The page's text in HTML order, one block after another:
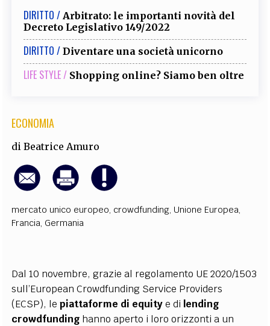
DIRITTO / Arbitrato: le importanti novità del
Decreto Legislativo 149/2022
DIRITTO / Diventare una società unicorno
LIFE STYLE / Shopping online? Siamo ben oltre
ECONOMIA
diBeatrice Amuro
mercato unico europeo, crowdfunding, Unione Europea,
Francia, Germania
Dal 10 novembre, grazie al regolamento UE 2020/1503
sull’European Crowdfunding Service Providers
(ECSP), lepiattaforme di equitye di lending
crowdfunding hanno aperto i loro orizzonti a un